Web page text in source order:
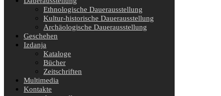
Ethnologische Dauerausstellung
Kultur-historische Dauerausstellung
Archäologische Dauerausstellung
Geschehen
Izdanja
Kataloge
Bücher
Zeitschriften
Multimedia
Kontakte